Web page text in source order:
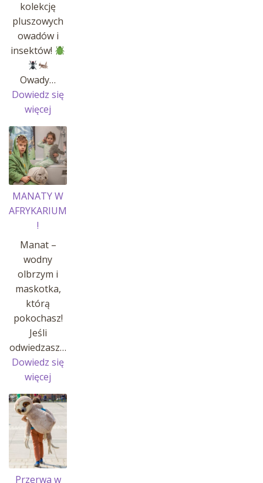
kolekcję
pluszowych
owadów i
insektów!
Owady…
Dowiedz się
więcej
OWADY
I
INSEKTY
MANATY W
AFRYKARIUM
!
Manat –
wodny
olbrzym i
maskotka,
którą
pokochasz!
Jeśli
odwiedzasz…
Dowiedz się
więcej
MANATY
W
AFRYKARIUM
!
Przerwa w